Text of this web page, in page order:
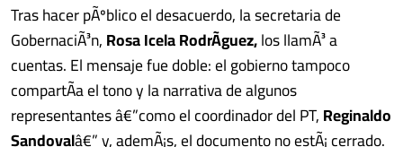
Tras hacer pÃºblico el desacuerdo, la secretaria de
GobernaciÃ³n,Rosa Icela RodrÃ­guez,los llamÃ³ a
cuentas. El mensaje fue doble: el gobierno tampoco
compartÃ­a el tono y la narrativa de algunos
representantes â€”como el coordinador del PT,Reginaldo
Sandovalâ€” y, ademÃ¡s, el documento no estÃ¡ cerrado.